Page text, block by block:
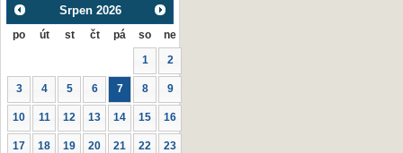
Srpen 2026
po út st čt pá so ne
1 2
3 4 5 6 7 8 9
10 11 12 13 14 15 16
17 18 19 20 21 22 23